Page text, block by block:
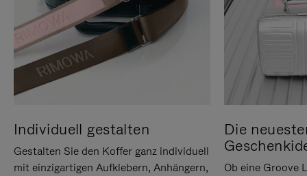
Individuell gestalten
Gestalten Sie den Koffer ganz individuell
mit einzigartigen Aufklebern, Anhängern,
Die
Ob eine Groove